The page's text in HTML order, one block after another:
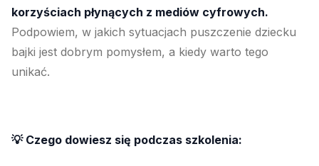
korzyściach płynących z mediów cyfrowych.
Podpowiem, w jakich sytuacjach puszczenie dziecku
bajki jest dobrym pomysłem, a kiedy warto tego
unikać.
💡 Czego dowiesz się podczas szkolenia: